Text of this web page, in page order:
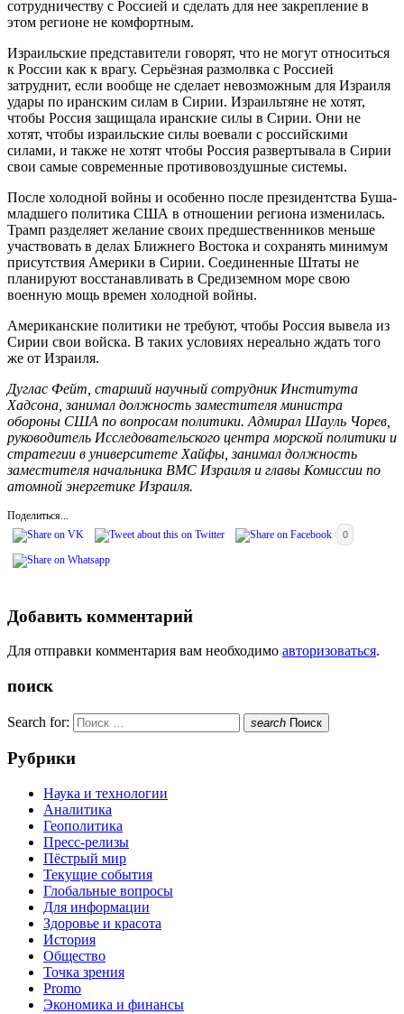
сотрудничеству с Россией и сделать для нее закрепление в
этом регионе не комфортным.
Израильские представители говорят, что не могут относиться
к России как к врагу. Серьёзная размолвка с Россией
затруднит, если вообще не сделает невозможным для Израиля
удары по иранским силам в Сирии. Израильтяне не хотят,
чтобы Россия защищала иранские силы в Сирии. Они не
хотят, чтобы израильские силы воевали с российскими
силами, и также не хотят чтобы Россия развертывала в Сирии
свои самые современные противовоздушные системы.
После холодной войны и особенно после президентства Буша-
младшего политика США в отношении региона изменилась.
Трамп разделяет желание своих предшественников меньше
участвовать в делах Ближнего Востока и сохранять минимум
присутствия Америки в Сирии. Соединенные Штаты не
планируют восстанавливать в Средиземном море свою
военную мощь времен холодной войны.
Американские политики не требуют, чтобы Россия вывела из
Сирии свои войска. В таких условиях нереально ждать того
же от Израиля.
Дуглас Фейт, старший научный сотрудник Института
Хадсона, занимал должность заместителя министра
обороны США по вопросам политики. Адмирал Шауль Чорев,
руководитель Исследовательского центра морской политики и
стратегии в университете Хайфы, занимал должность
заместителя начальника ВМС Израиля и главы Комиссии по
атомной энергетике Израиля.
Поделиться...
0
Добавить комментарий
Для отправки комментария вам необходимо авторизоваться.
поиск
Search for: search Поиск
Рубрики
Наука и технологии
Аналитика
Геополитика
Пресс-релизы
Пёстрый мир
Текущие события
Глобальные вопросы
Для информации
Здоровье и красота
История
Общество
Точка зрения
Promo
Экономика и финансы